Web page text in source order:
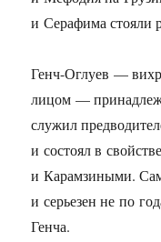
и Серафима стояли
Генч-Оглуев —
лицом —
служил
и состоял в
и Карамзиными.
и серьезен не по
Генча.